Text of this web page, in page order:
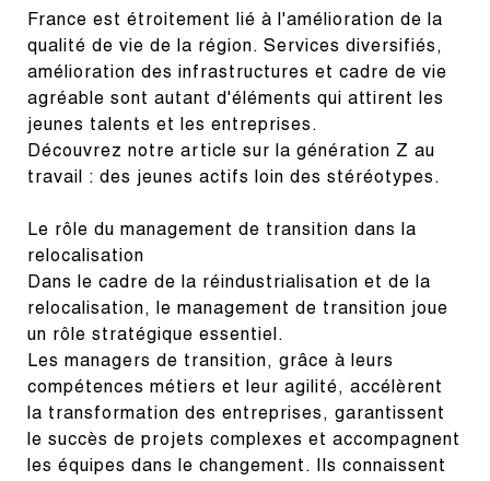
France est étroitement lié à l'amélioration de la
qualité de vie de la région. Services diversifiés,
amélioration des infrastructures et cadre de vie
agréable sont autant d'éléments qui attirent les
jeunes talents et les entreprises.
Découvrez notre article sur la génération Z au
travail : des jeunes actifs loin des stéréotypes.
Le rôle du management de transition dans la
relocalisation
Dans le cadre de la réindustrialisation et de la
relocalisation, le management de transition joue
un rôle stratégique essentiel.
Les managers de transition, grâce à leurs
compétences métiers et leur agilité, accélèrent
la transformation des entreprises, garantissent
le succès de projets complexes et accompagnent
les équipes dans le changement. Ils connaissent